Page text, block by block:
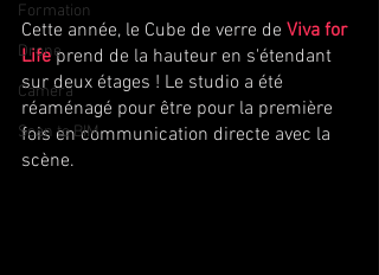
Formation
Drone
Caméra
Scan to BIM
Cette année, le Cube de verre de Viva for
Life prend de la hauteur en s'étendant
sur deux étages ! Le studio a été
réaménagé pour être pour la première
fois en communication directe avec la
scène.